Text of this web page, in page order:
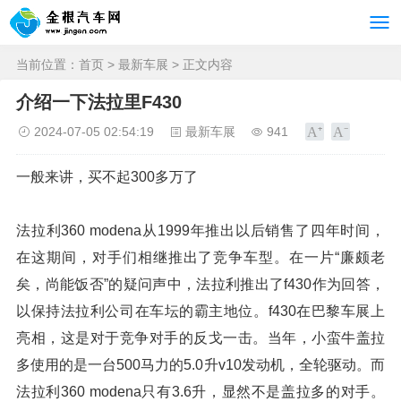
当前位置： 首页 > 最新车展 > 正文内容
介绍一下法拉里F430
2024-07-05 02:54:19 最新车展 941
一般来讲，买不起300多万了
法拉利360 modena从1999年推出以后销售了四年时间，
在这期间，对手们相继推出了竞争车型。在一片“廉颇老
矣，尚能饭否”的疑问声中，法拉利推出了f430作为回答，
以保持法拉利公司在车坛的霸主地位。f430在巴黎车展上
亮相，这是对于竞争对手的反戈一击。当年，小蛮牛盖拉
多使用的是一台500马力的5.0升v10发动机，全轮驱动。而
法拉利360 modena只有3.6升，显然不是盖拉多的对手。